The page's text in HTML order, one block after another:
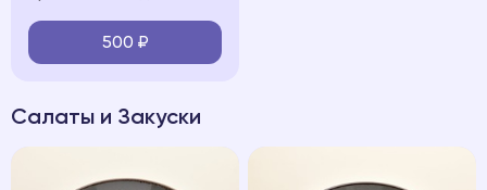
500 ₽
Салаты и Закуски